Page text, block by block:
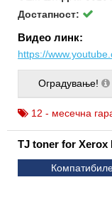
Достапност:
Видео линк:
https://
Оградување!
12 - месечна
TJ toner for Xerox